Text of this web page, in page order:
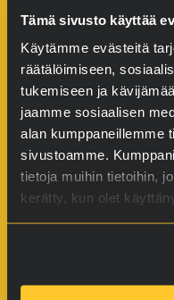
Tämä sivusto käyttää
Käytämme evästeitä
räätälöimiseen,
tukemiseen ja
jaamme sosiaalisen
alan kumppaneillemme
sivustoamme.
tietoja muihin tietoihin,
kerätty, kun olet
Tuotteet